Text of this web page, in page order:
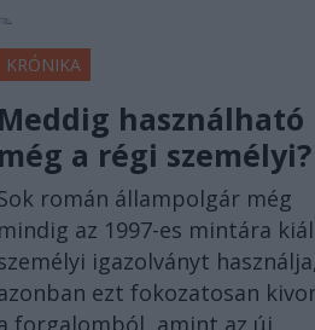
KRÓNIKA
Meddig használható
még a régi személyi?
román állampolgár még
mindig az 1997-es mintára
igazolványt használja,
ezt fokozatosan
forgalomból, amint az új